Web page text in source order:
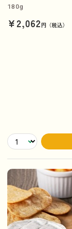
180g
¥2,062円（税込）